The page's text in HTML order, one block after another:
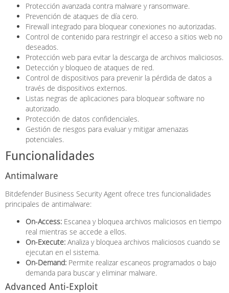
Protección avanzada contra malware y ransomware.
Prevención de ataques de día cero.
Firewall integrado para bloquear conexiones no autorizadas.
Control de contenido para restringir el acceso a sitios web no
deseados.
Protección web para evitar la descarga de archivos maliciosos.
Detección y bloqueo de ataques de red.
Control de dispositivos para prevenir la pérdida de datos a
través de dispositivos externos.
Listas negras de aplicaciones para bloquear software no
autorizado.
Protección de datos confidenciales.
Gestión de riesgos para evaluar y mitigar amenazas
potenciales.
Funcionalidades
Antimalware
Bitdefender Business Security Agent ofrece tres funcionalidades
principales de antimalware:
On-Access: Escanea y bloquea archivos maliciosos en tiempo
real mientras se accede a ellos.
On-Execute: Analiza y bloquea archivos maliciosos cuando se
ejecutan en el sistema.
On-Demand: Permite realizar escaneos programados o bajo
demanda para buscar y eliminar malware.
Advanced Anti-Exploit